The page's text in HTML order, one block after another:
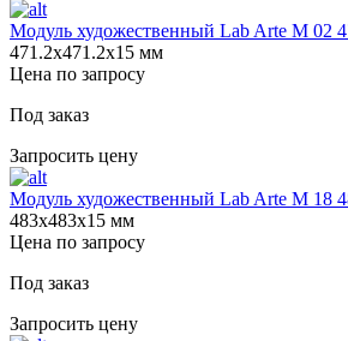
Модуль художественный Lab Arte М 02
471.2х471.2х15 мм
Цена по запросу
Под заказ
Запросить цену
Модуль художественный Lab Arte М 18
483х483х15 мм
Цена по запросу
Под заказ
Запросить цену